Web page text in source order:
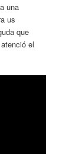
una
us
que
el